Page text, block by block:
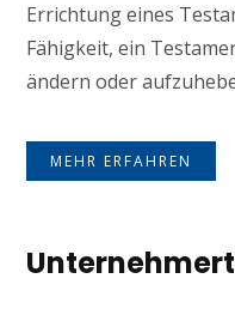
Errichtung eines
Fähigkeit, ein
ändern oder
MEHR ERFAHREN